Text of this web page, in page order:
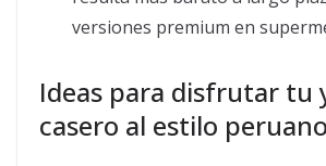
versiones premium en
Ideas para disfrutar tu
casero al estilo peruano